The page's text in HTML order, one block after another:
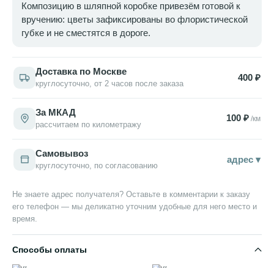
Композицию в шляпной коробке привезём готовой к
вручению: цветы зафиксированы во флористической
губке и не сместятся в дороге.
Доставка по Москве
круглосуточно, от 2 часов после заказа
400 ₽
За МКАД
рассчитаем по километражу
100 ₽ /км
Самовывоз
круглосуточно, по согласованию
адрес ▾
Не знаете адрес получателя? Оставьте в комментарии к заказу
его телефон — мы деликатно уточним удобные для него место и
время.
Способы оплаты